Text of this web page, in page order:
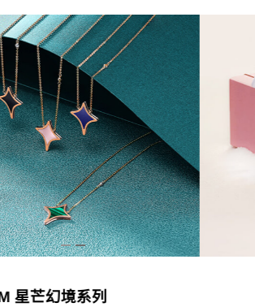
Arrow 心箭勋章系列